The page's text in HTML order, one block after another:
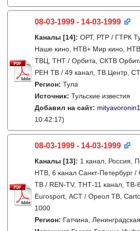
08-03-1999 - 14-03-1999
Каналы [14]: ОРТ, РТР / ГТРК
Наше кино, НТВ+ Мир кино,
ТВЦ, ТНТ / Орбита, СКТВ
РЕН ТВ / 49 канал, ТВ Центр,
Регион: Тула
Источник: Тульские известия
Добавил на сайт:
10:42:17)
08-03-1999 - 14-03-1999
Каналы [13]: 1 канал, Россия,
НТВ, 6 канал Санкт-Петербург
ТВ / REN-TV, ТНТ-11 канал, ТВ-
Eurosport, АСТ / Ореол ТВ,
1000
Регион: Гатчина,